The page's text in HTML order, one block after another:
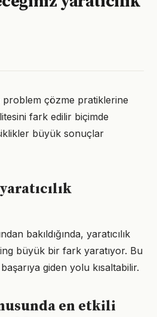
çözme pratiklerine
fark edilir biçimde
büyük sonuçlar
bakıldığında, yaratıcılık
büyük bir fark yaratıyor. Bu
giden yolu kısaltabilir.
en etkili